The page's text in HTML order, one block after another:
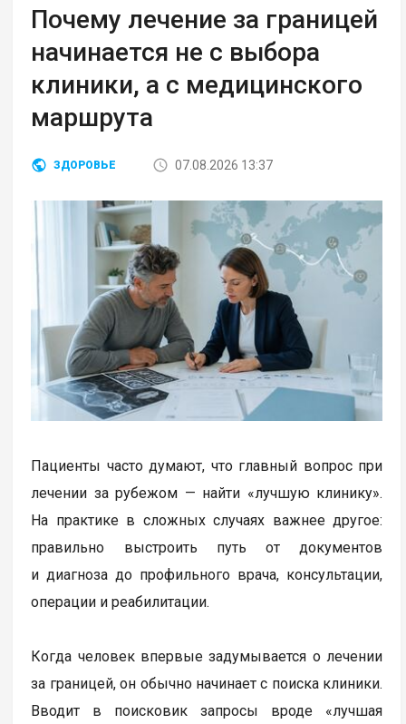
Почему лечение за границей
начинается не с выбора
клиники, а с медицинского
маршрута
ЗДОРОВЬЕ 07.08.2026 13:37
Пациенты часто думают, что главный вопрос при
лечении за рубежом — найти «лучшую клинику».
На практике в сложных случаях важнее другое:
правильно выстроить путь от документов
и диагноза до профильного врача, консультации,
операции и реабилитации.
Когда человек впервые задумывается о лечении
за границей, он обычно начинает с поиска клиники.
Вводит в поисковик запросы вроде «лучшая